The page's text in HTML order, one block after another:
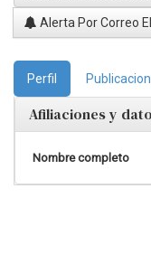
Alerta Por Correo
Perfil
Afiliaciones y
Nombre completo